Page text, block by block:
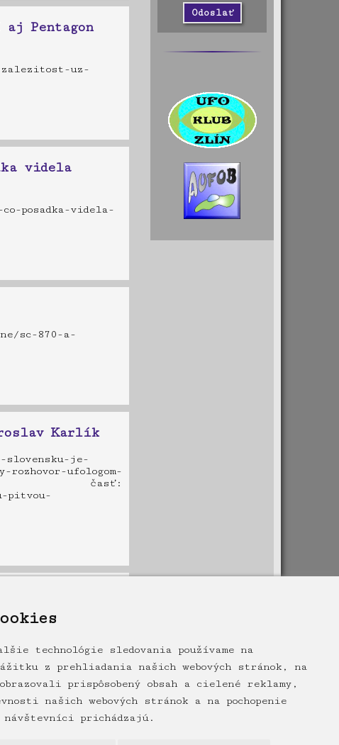
technológie sledovania používame na
z prehliadania našich webových stránok, na
prispôsobený obsah a cielené reklamy,
našich webových stránok a na pochopenie
prichádzajú.
Pentagon
zalezitost-uz-
videla
posadka-videla-
sc-870-a-
Karlík
slovensku-je-
ufologom-
3. časť:
pitvou-
lietajúci
preletel-